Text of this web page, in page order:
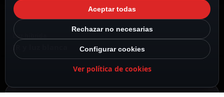
Luz híbrida
IR y luz blanca
Aceptar todas
Rechazar no necesarias
Configurar cookies
Ver política de cookies